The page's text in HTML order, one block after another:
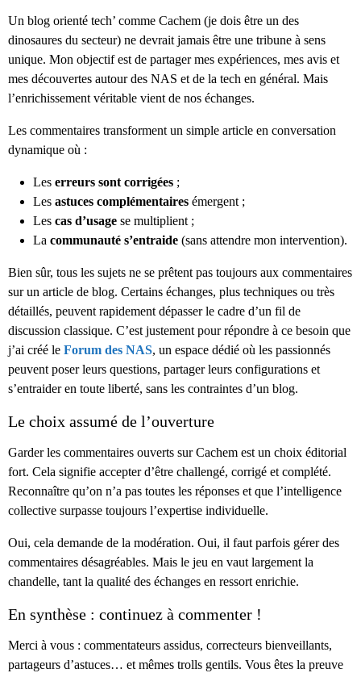
Un blog orienté tech’ comme Cachem (je dois être un des
dinosaures du secteur) ne devrait jamais être une tribune à sens
unique. Mon objectif est de partager mes expériences, mes avis et
mes découvertes autour des NAS et de la tech en général. Mais
l’enrichissement véritable vient de nos échanges.
Les commentaires transforment un simple article en conversation
dynamique où :
Les erreurs sont corrigées ;
Les astuces complémentaires émergent ;
Les cas d’usage se multiplient ;
La communauté s’entraide (sans attendre mon intervention).
Bien sûr, tous les sujets ne se prêtent pas toujours aux commentaires
sur un article de blog. Certains échanges, plus techniques ou très
détaillés, peuvent rapidement dépasser le cadre d’un fil de
discussion classique. C’est justement pour répondre à ce besoin que
j’ai créé le Forum des NAS, un espace dédié où les passionnés
peuvent poser leurs questions, partager leurs configurations et
s’entraider en toute liberté, sans les contraintes d’un blog.
Le choix assumé de l’ouverture
Garder les commentaires ouverts sur Cachem est un choix éditorial
fort. Cela signifie accepter d’être challengé, corrigé et complété.
Reconnaître qu’on n’a pas toutes les réponses et que l’intelligence
collective surpasse toujours l’expertise individuelle.
Oui, cela demande de la modération. Oui, il faut parfois gérer des
commentaires désagréables. Mais le jeu en vaut largement la
chandelle, tant la qualité des échanges en ressort enrichie.
En synthèse : continuez à commenter !
Merci à vous : commentateurs assidus, correcteurs bienveillants,
partageurs d’astuces… et mêmes trolls gentils. Vous êtes la preuve